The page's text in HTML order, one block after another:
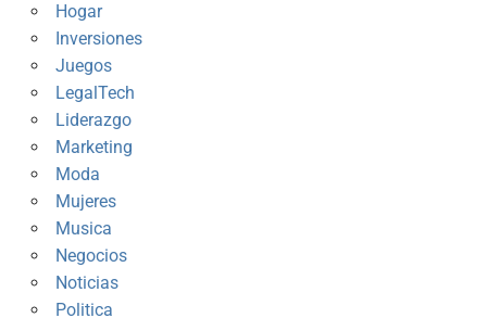
Hogar
Inversiones
Juegos
LegalTech
Liderazgo
Marketing
Moda
Mujeres
Musica
Negocios
Noticias
Politica